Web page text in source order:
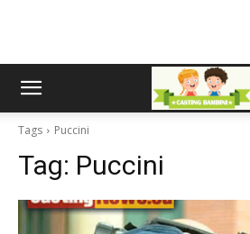
Tags Puccini
Tag: Puccini